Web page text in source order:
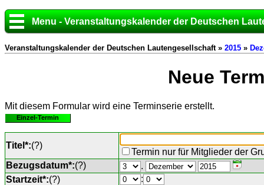
Menu - Veranstaltungskalender der Deutschen
Veranstaltungskalender der Deutschen Lautengesellschaft » 2015 »
Neue
Mit diesem Formular wird eine Terminserie erstellt.
Einzel-Termin
Titel*:(?)
Termin nur für Mitglieder der
Bezugsdatum*:(?)
.
Startzeit*:(?)
: